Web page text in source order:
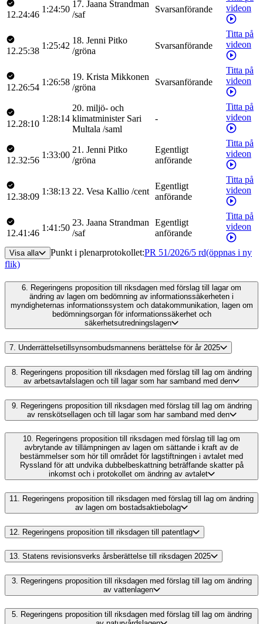
12.24:46
1:24:50
17. Jaana Strandman
/saf
Svarsanförande
videon
12.25:38
1:25:42
18. Jenni Pitko
/gröna
Svarsanförande
Titta på
videon
12.26:54
1:26:58
19. Krista Mikkonen
/gröna
Svarsanförande
Titta på
videon
12.28:10
1:28:14
20. miljö- och
klimatminister Sari
Multala /saml
-
Titta på
videon
12.32:56
1:33:00
21 . Jenni Pitko
/gröna
Egentligt
anförande
Titta på
videon
12.38:09
1:38:13 22. Vesa Kallio /cent
Egentligt
anförande
Titta på
videon
12.41:46
1:41:50
23. Jaana Strandman
/saf
Egentligt
anförande
Titta på
videon
Visa alla Punkt i plenarprotokollet:PR 51/2026/5 rd(öppnas i ny
flik)
6. Regeringens proposition till riksdagen med förslag till lagar om
ändring av lagen om bedömning av informationssäkerheten i
myndigheternas informationssystem och datakommunikation, lagen om
bedömningsorgan för informationssäkerhet och
säkerhetsutredningslagen
7. Underrättelsetillsynsombudsmannens berättelse för år 2025
8.
Regeringens proposition till riksdagen med förslag till lag om ändring
av arbetsavtalslagen och till lagar som har samband med den
9. Regeringens proposition till riksdagen med förslag till lag om ändring
av renskötsellagen och till lagar som har samband med den
10. Regeringens proposition till riksdagen med förslag till lag om
avbrytande av tillämpningen av lagen om sättande i kraft av de
bestämmelser som hör till området för lagstiftningen i avtalet med
Ryssland för att undvika dubbelbeskattning beträffande skatter på
inkomst och i protokollet om ändring av avtalet
11.
Regeringens proposition till riksdagen med förslag till lag om ändring
av lagen om bostadsaktiebolag
12. Regeringens proposition till riksdagen till patentlag
13. Statens revisionsverks årsberättelse till riksdagen 2025
3. Regeringens proposition till riksdagen med förslag till lag om ändring
av vattenlagen
5.
Regeringens proposition till riksdagen med förslag till lag om ändring